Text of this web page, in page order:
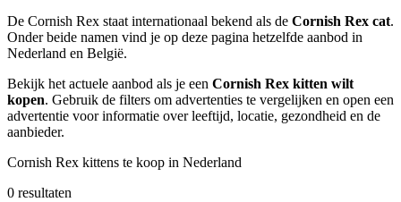
De Cornish Rex staat internationaal bekend als de Cornish Rex cat.
Onder beide namen vind je op deze pagina hetzelfde aanbod in
Nederland en België.
Bekijk het actuele aanbod als je een Cornish Rex kitten wilt
kopen. Gebruik de filters om advertenties te vergelijken en open een
advertentie voor informatie over leeftijd, locatie, gezondheid en de
aanbieder.
Cornish Rex kittens te koop in Nederland
0 resultaten